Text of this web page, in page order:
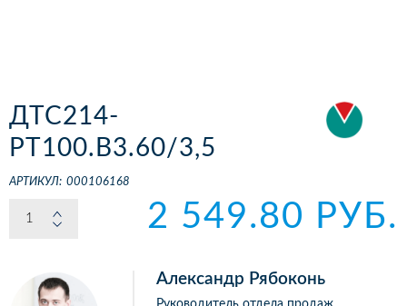
ДТС214-
РТ100.В3.60/3,5
АРТИКУЛ: 000106168
2 549.80 РУБ.
Александр Рябоконь